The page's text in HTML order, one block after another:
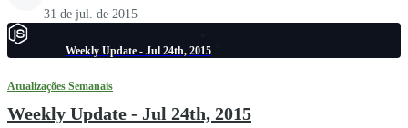
31 de jul. de 2015
Weekly Update - Jul 24th, 2015
Atualizações Semanais
Weekly Update - Jul 24th, 2015